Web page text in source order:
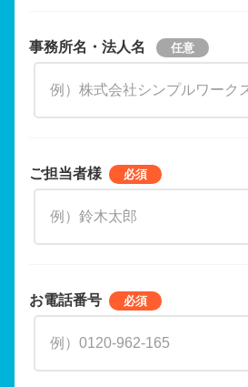
事務所名・法人名
ご担当者様
お電話番号